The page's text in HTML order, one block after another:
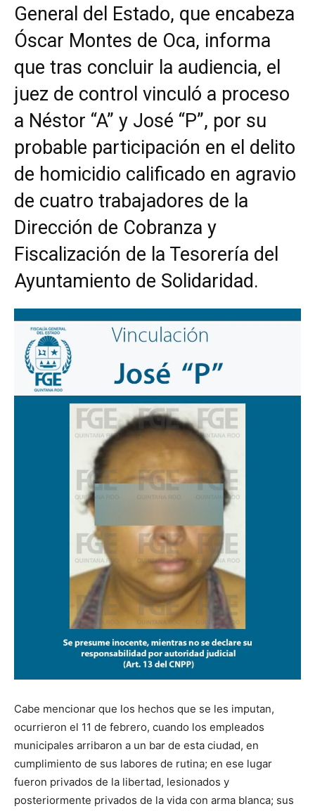
General del Estado, que encabeza
Óscar Montes de Oca, informa
que tras concluir la audiencia, el
juez de control vinculó a proceso
a Néstor “A” y José “P”, por su
probable participación en el delito
de homicidio calificado en agravio
de cuatro trabajadores de la
Dirección de Cobranza y
Fiscalización de la Tesorería del
Ayuntamiento de Solidaridad.
Cabe mencionar que los hechos que se les imputan,
ocurrieron el 11 de febrero, cuando los empleados
municipales arribaron a un bar de esta ciudad, en
cumplimiento de sus labores de rutina; en ese lugar
fueron privados de la libertad, lesionados y
posteriormente privados de la vida con arma blanca; sus